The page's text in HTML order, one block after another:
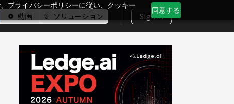
プライバシーポリシーに従い、クッキー
同意する
動画 ソリューション Sign In